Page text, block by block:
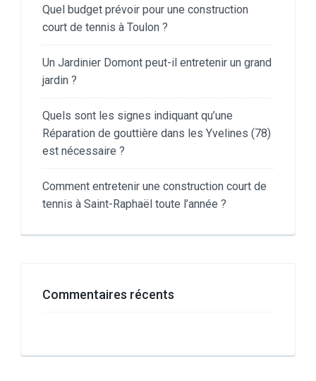
Quel budget prévoir pour une construction
court de tennis à Toulon ?
Un Jardinier Domont peut-il entretenir un grand
jardin ?
Quels sont les signes indiquant qu’une
Réparation de gouttière dans les Yvelines (78)
est nécessaire ?
Comment entretenir une construction court de
tennis à Saint-Raphaël toute l’année ?
Commentaires récents